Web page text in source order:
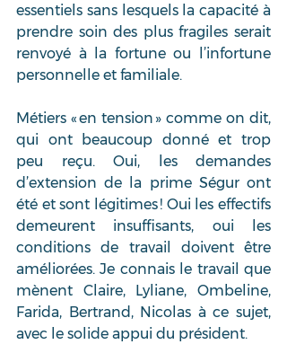
essentiels sans lesquels la capacité à
prendre soin des plus fragiles serait
renvoyé à la fortune ou l’infortune
personnelle et familiale.
Métiers « en tension » comme on dit,
qui ont beaucoup donné et trop
peu reçu. Oui, les demandes
d’extension de la prime Ségur ont
été et sont légitimes ! Oui les effectifs
demeurent insuffisants, oui les
conditions de travail doivent être
améliorées. Je connais le travail que
mènent Claire, Lyliane, Ombeline,
Farida, Bertrand, Nicolas à ce sujet,
avec le solide appui du président.